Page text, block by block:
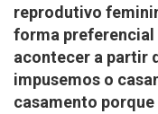
reprodutivo
forma preferencial
acontecer a partir
impusemos o
casamento